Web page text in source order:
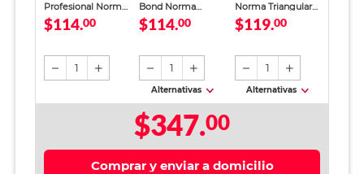
Profesional Norma
Jean Book Cuadro
$114.00
1
Bond Norma
Creatividad Carta
$114.00
1
Alternativas
Norma Triangular
Rojo 10 piezas
$119.00
1
Alternativas
$347.00
Comprar y enviar a domicilio